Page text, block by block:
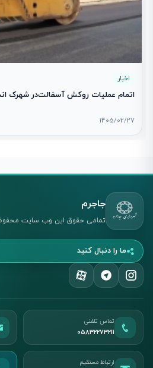
اخبار
اتمام عملیات روکش آسفالت‌در شهرک اندیشه
1405/02/27
جاجرم
تمامی حقوق این وب سایت
ما را دنبال کنید
تماس تلفنی
05832273211
ارتباط مستقیم